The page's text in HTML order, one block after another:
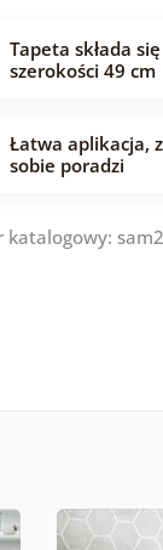
Tapeta składa
szerokości 49 cm
Łatwa aplikacja,
sobie poradzi
katalogowy: